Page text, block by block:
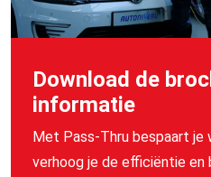
Download de
informatie
Met Pass-Thru bespaart je
verhoog je de efficiëntie en